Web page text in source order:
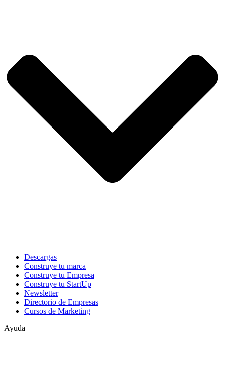
Descargas
Construye tu marca
Construye tu Empresa
Construye tu StartUp
Newsletter
Directorio de Empresas
Cursos de Marketing
Ayuda